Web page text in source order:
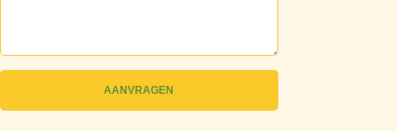
AANVRAGEN